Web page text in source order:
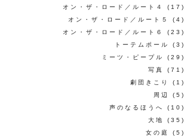
オン・ザ・ロード／ルート４
(17)
オン・ザ・ロード／ルート５
(4)
オン・ザ・ロード／ルート６
(23)
トーテムポール
(3)
ミーツ・ピープル
(29)
写真
(71)
劇団きこり
(1)
周辺
(5)
声のなるほうへ
(10)
大地
(35)
女の庭
(5)